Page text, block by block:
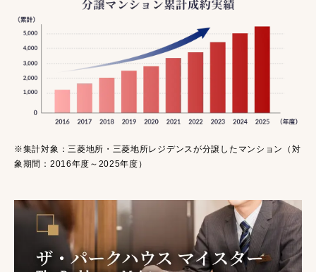
※集計対象：三菱地所・三菱地所レジデンスが分譲したマンション（対
象期間：2016年度～2025年度）